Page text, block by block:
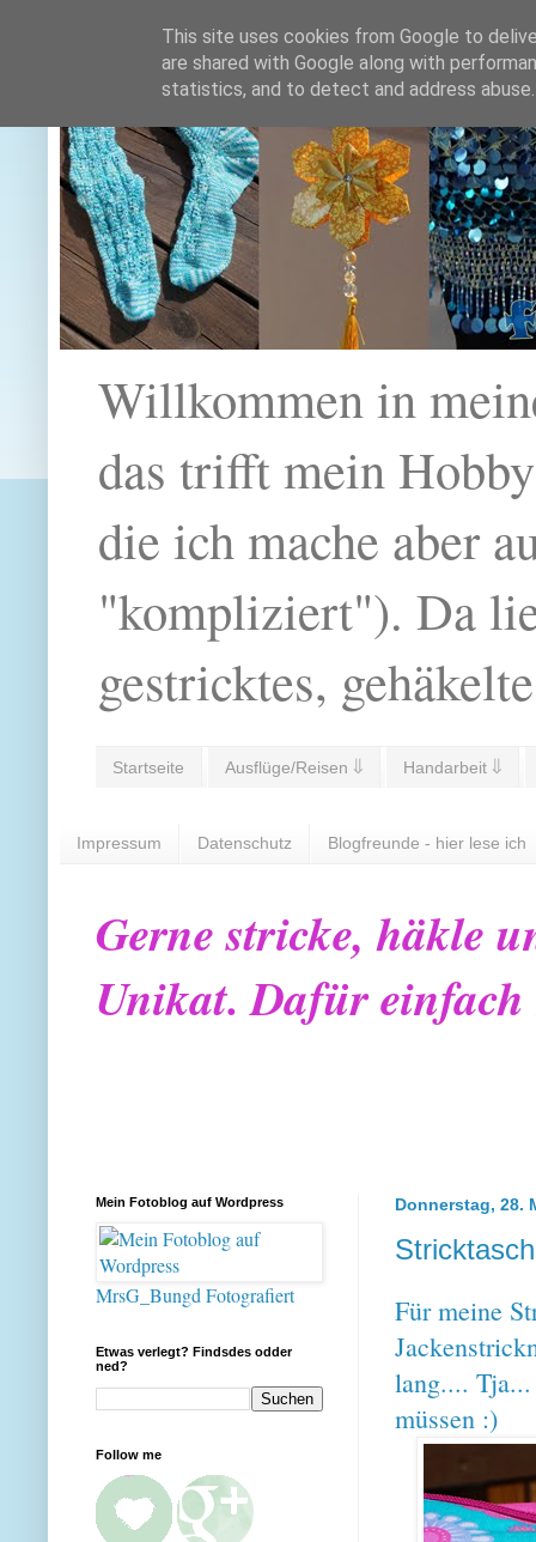
Willkommen in
das trifft mein
die ich mache aber
"kompliziert"). Da
gestricktes,
Startseite Ausflüge/Reisen ⇓ Handarbeit ⇓
Impressum Datenschutz Blogfreunde - hier lese ich
Gerne stricke, häkle
Unikat. Dafür
Donnerstag, 28.
Für meine
lang.... Tja...
müssen :)
Mein Fotoblog auf Wordpress
MrsG_Bungd Fotografiert
Etwas verlegt? Findsdes odder
ned?
Follow me
This site uses cookies from Google to
are shared with Google along with
statistics, and to detect and address abuse.